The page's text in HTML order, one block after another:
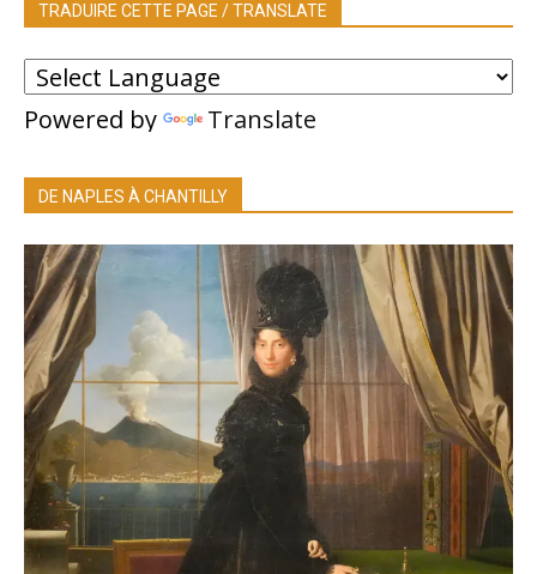
TRADUIRE CETTE PAGE / TRANSLATE
Powered by Translate
DE NAPLES À CHANTILLY